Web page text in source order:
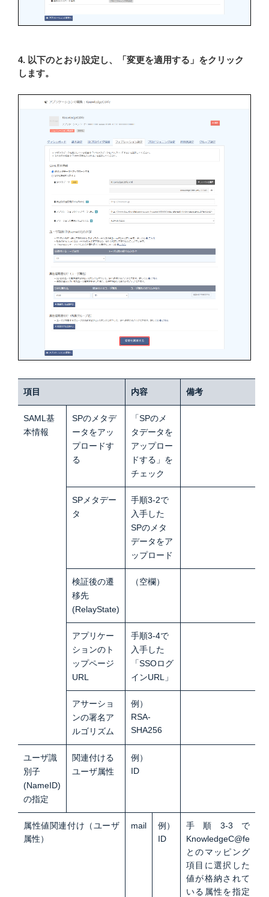
4. 以下のとおり設定し、「変更を適用する」をクリック
します。
項目 内容 備考
SAML基
本情報
SPのメタデ
ータをアッ
プロードす
る
「SPのメ
タデータを
アップロー
ドする」を
チェック
SPメタデー
タ
手順3-2で
入手した
SPのメタ
データをア
ップロード
検証後の遷
移先
(RelayState)
（空欄）
アプリケー
ションのト
ップページ
URL
手順3-4で
入手した
「SSOログ
インURL」
アサーショ
ンの署名ア
ルゴリズム
例）
RSA-
SHA256
ユーザ識
別子
(NameID)
の指定
関連付ける
ユーザ属性
例）
ID
属性値関連付け（ユーザ
属性）
mail
例）
ID
手順3-3で
KnowledgeC@fe
とのマッピング
項目に選択した
値が格納されて
いる属性を指定